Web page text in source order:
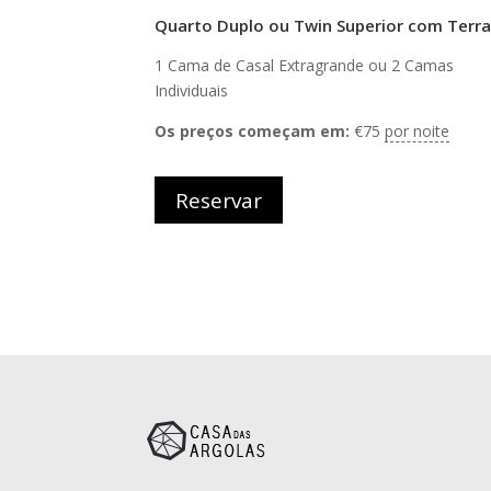
Quarto Duplo ou Twin Superior com
1 Cama de Casal Extragrande ou 2 Camas
Individuais
Os preços começam em: €75 por noite
Reservar